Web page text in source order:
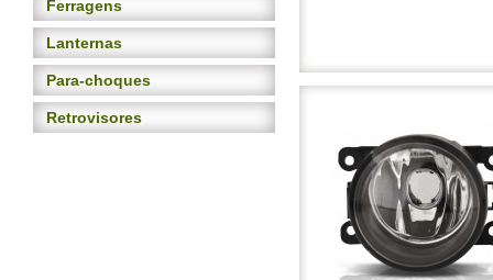
Ferragens
Lanternas
Para-choques
Retrovisores